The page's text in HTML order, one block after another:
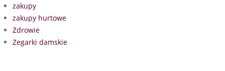
zakupy
zakupy hurtowe
Zdrowie
Zegarki damskie